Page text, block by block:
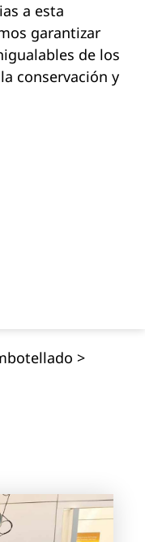
a esta
garantizar
de los
conservación y
>